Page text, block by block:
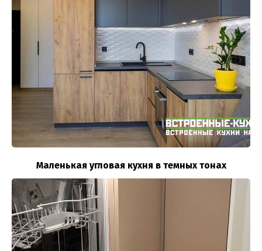
Маленькая угловая кухня в темных тонах